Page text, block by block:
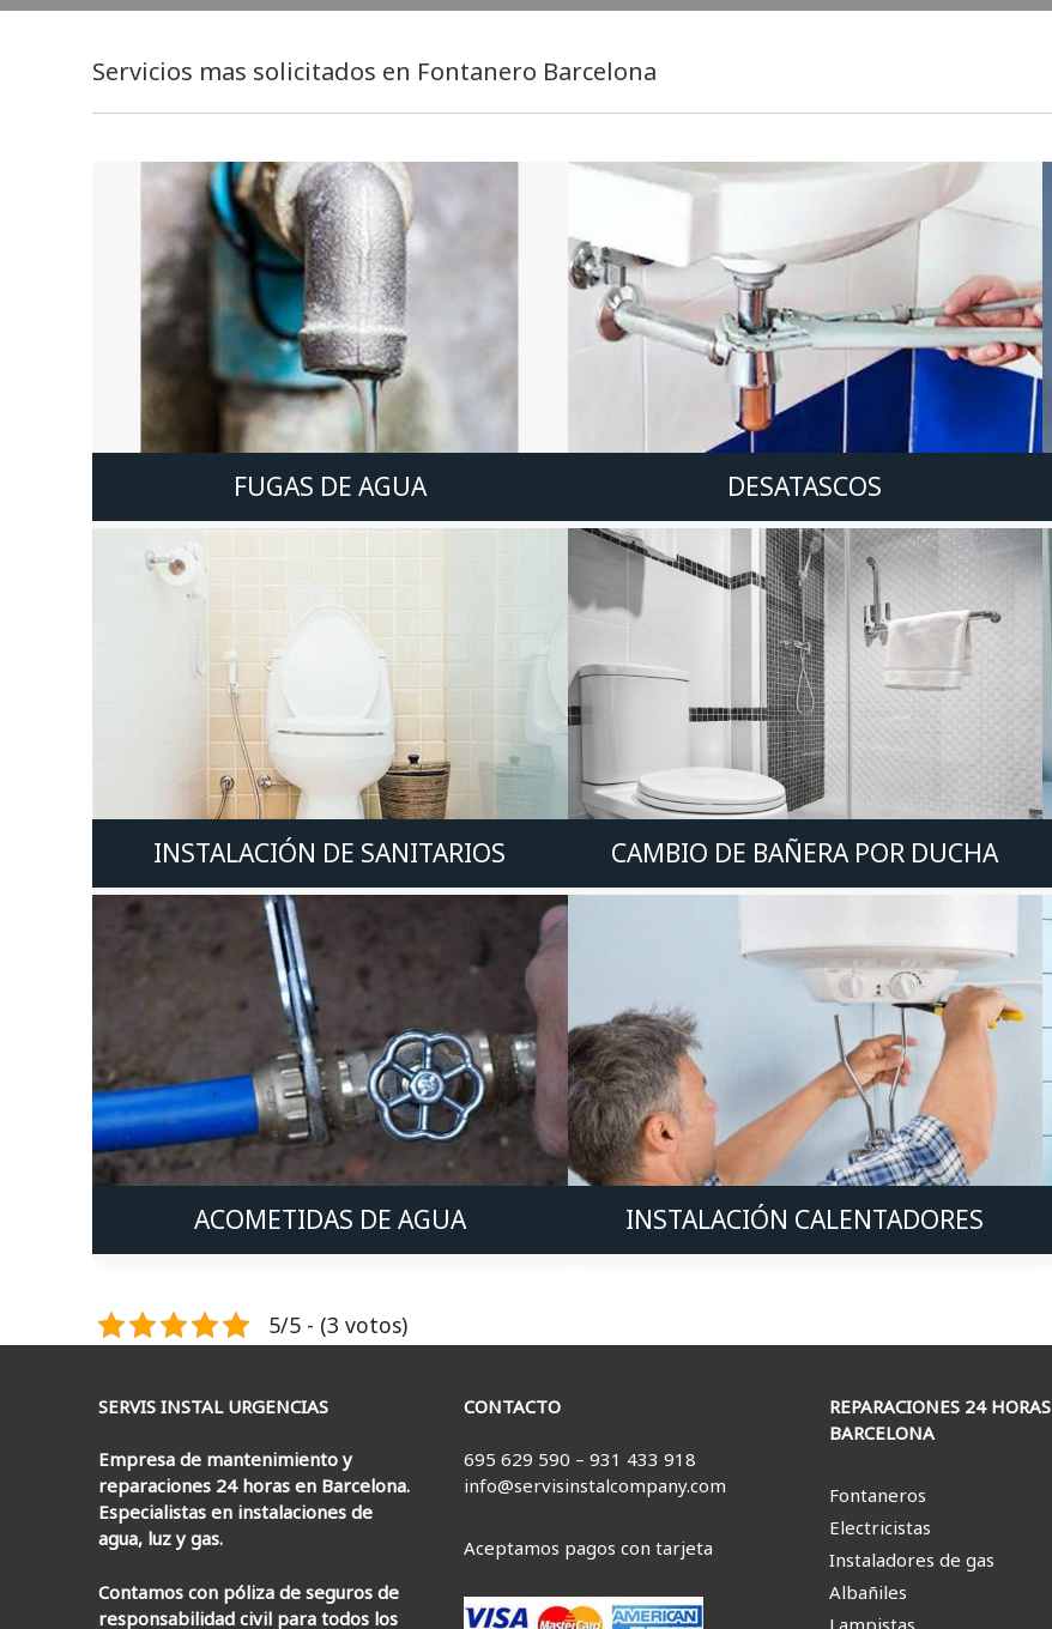
Servicios mas solicitados en Fontanero Barcelona
FUGAS DE AGUA
INSTALACIÓN DE SANITARIOS
ACOMETIDAS DE AGUA
DESATASCOS
CAMBIO DE BAÑERA POR DUCHA
INSTALACIÓN CALENTADORES
5/5 - (3 votos)
SERVIS INSTAL URGENCIAS
Empresa de mantenimiento y
reparaciones 24 horas en Barcelona.
Especialistas en instalaciones de
agua, luz y gas.
Contamos con póliza de seguros de
responsabilidad civil para todos los
CONTACTO
695 629 590 – 931 433 918
info@servisinstalcompany.com
Aceptamos pagos con tarjeta
REPARACIONES 24 HORAS
BARCELONA
Fontaneros
Electricistas
Instaladores de gas
Albañiles
Lampistas